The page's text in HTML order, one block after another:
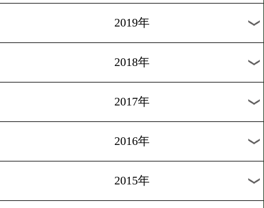
2026年
2025年
2024年
2023年
2022年